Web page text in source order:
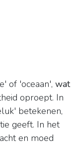
of 'oceaan', wat
oproept. In
betekenen,
geeft. In het
en moed